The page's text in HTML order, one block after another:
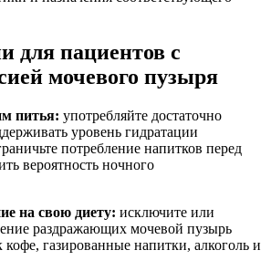
для пациентов с
мочевого пузыря
питья: употребляйте достаточно
уровень гидратации
потребление напитков перед
вероятность ночного
на свою диету: исключите или
раздражающих мочевой пузырь
кофе, газированные напитки, алкоголь и